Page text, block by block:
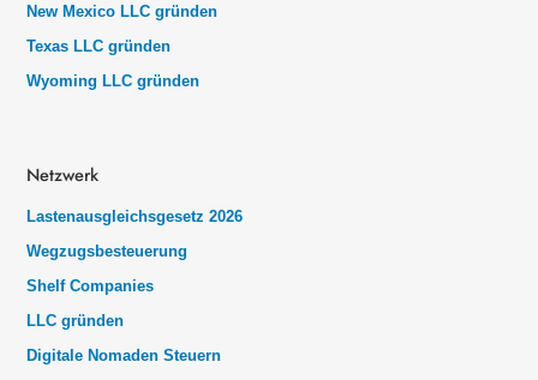
New Mexico LLC gründen
Texas LLC gründen
Wyoming LLC gründen
Netzwerk
Lastenausgleichsgesetz 2026
Wegzugsbesteuerung
Shelf Companies
LLC gründen
Digitale Nomaden Steuern